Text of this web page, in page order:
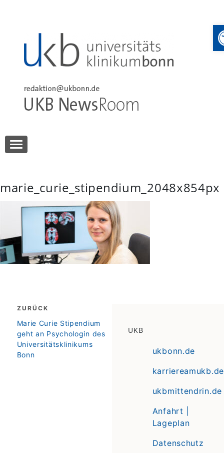
UKB NewsRoom
marie_curie_stipendium_2048x854px
Beitragsnavigation
ZURÜCK
zurück
Marie Curie Stipendium
geht an Psychologin des
Universitätsklinikums
Bonn
UKB
ukbonn.de
karriereamukb.de
ukbmittendrin.de
Anfahrt |
Lageplan
Datenschutz